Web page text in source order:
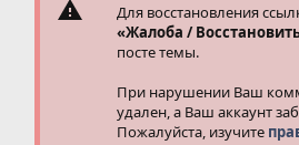
Для восстановления
«Жалоба /
посте темы.
При нарушении Ваш
удален, а Ваш аккаунт
Пожалуйста, изучите